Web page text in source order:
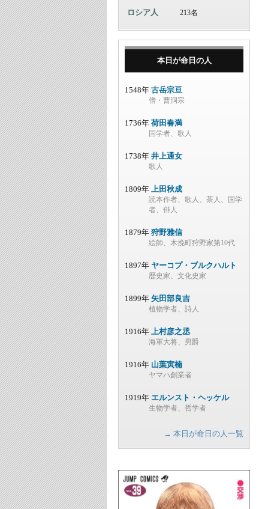
ロシア人 213名
本日が命日の人
1548年 古岳宗亘
僧・曹洞宗
1736年 荷田春満
国学者、歌人
1738年 井上通女
歌人
1809年 上田秋成
読本作者、歌人、茶人、国学
者、俳人
1879年 狩野雅信
絵師、木挽町狩野家第10代
1897年 ヤーコプ・ブルクハルト
歴史家、文化史家
1899年 矢田部良吉
植物学者、詩人
1916年 上村彦之丞
海軍大将、男爵
1916年 山葉寅楠
ヤマハ創業者
1919年 エルンスト・ヘッケル
生物学者、哲学者
→ 本日が命日の人一覧